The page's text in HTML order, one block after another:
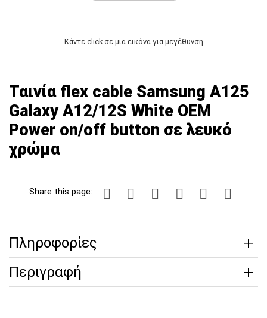
Κάντε click σε μια εικόνα για μεγέθυνση
Ταινία flex cable Samsung A125
Galaxy A12/12S White OEM
Power on/off button σε λευκό
χρώμα
Share this page:
Πληροφορίες
Περιγραφή